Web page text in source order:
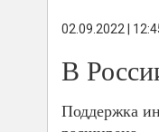
02.09.2022 |
В
Поддержка